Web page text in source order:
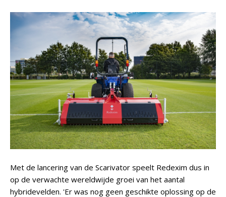
Met de lancering van de Scarivator speelt Redexim dus in
op de verwachte wereldwijde groei van het aantal
hybridevelden. 'Er was nog geen geschikte oplossing op de